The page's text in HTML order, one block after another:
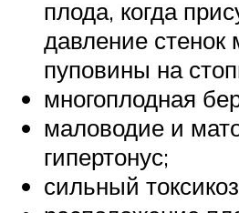
плода, когда
давление стенок
пуповины на
многоплодная
маловодие и
гипертонус;
сильный